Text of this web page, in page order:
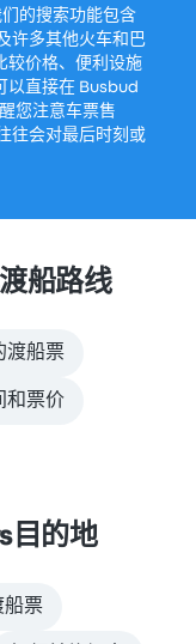
的搜索功能包含
许多其他火车和巴
较价格、便利设施
以直接在 Busbud
您注意车票售
往会对最后时刻或
船路线
渡船票
和票价
目的地
船票